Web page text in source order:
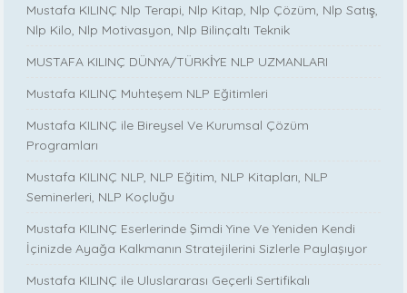
Mustafa KILINÇ Nlp Terapi, Nlp Kitap, Nlp Çözüm, Nlp Satış,
Nlp Kilo, Nlp Motivasyon, Nlp Bilinçaltı Teknik
MUSTAFA KILINÇ DÜNYA/TÜRKİYE NLP UZMANLARI
Mustafa KILINÇ Muhteşem NLP Eğitimleri
Mustafa KILINÇ ile Bireysel Ve Kurumsal Çözüm
Programları
Mustafa KILINÇ NLP, NLP Eğitim, NLP Kitapları, NLP
Seminerleri, NLP Koçluğu
Mustafa KILINÇ Eserlerinde Şimdi Yine Ve Yeniden Kendi
İçinizde Ayağa Kalkmanın Stratejilerini Sizlerle Paylaşıyor
Mustafa KILINÇ ile Uluslararası Geçerli Sertifikalı